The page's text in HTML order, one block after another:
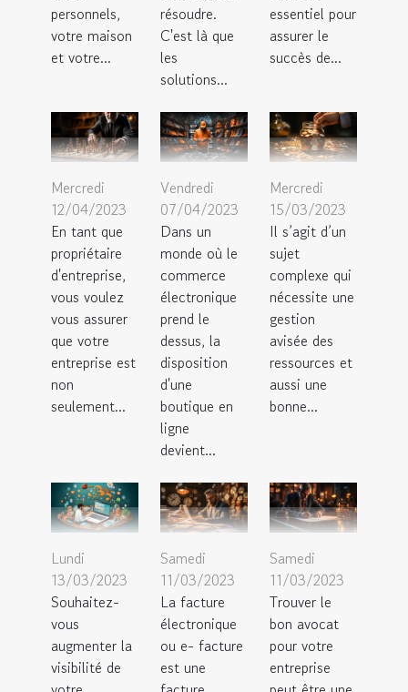
personnels,
votre maison
et votre...
résoudre.
C'est là que
les
solutions...
essentiel pour
assurer le
succès de...
Mercredi
12/04/2023
En tant que
propriétaire
d'entreprise,
vous voulez
vous assurer
que votre
entreprise est
non
seulement...
Vendredi
07/04/2023
Dans un
monde où le
commerce
électronique
prend le
dessus, la
disposition
d'une
boutique en
ligne
devient...
Mercredi
15/03/2023
Il s’agit d’un
sujet
complexe qui
nécessite une
gestion
avisée des
ressources et
aussi une
bonne...
Lundi
13/03/2023
Souhaitez-
vous
augmenter la
visibilité de
Samedi
11/03/2023
La facture
électronique
ou e- facture
est une
Samedi
11/03/2023
Trouver le
bon avocat
pour votre
entreprise